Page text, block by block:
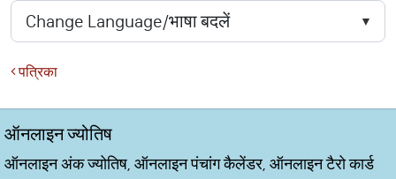
पत्रिका
ऑनलाइन ज्योतिष
ऑनलाइन अंक ज्योतिष, ऑनलाइन पंचांग कैलेंडर, ऑनलाइन टैरो कार्ड